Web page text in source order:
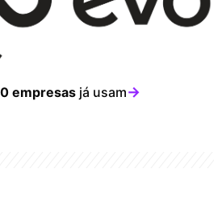
empresas já usam→